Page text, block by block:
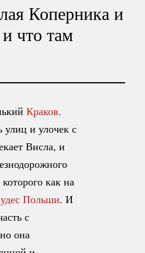
Коперника и
что там
Краков.
улиц и улочек с
Висла, и
как на
Польши. И
с
она